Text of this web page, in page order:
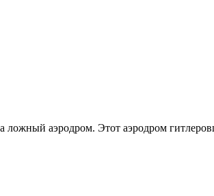
ложный аэродром. Этот аэродром